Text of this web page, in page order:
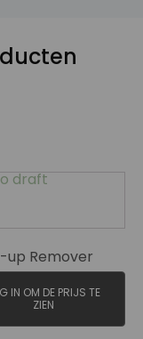
up Remover
IN OM DE PRIJS TE
ZIEN